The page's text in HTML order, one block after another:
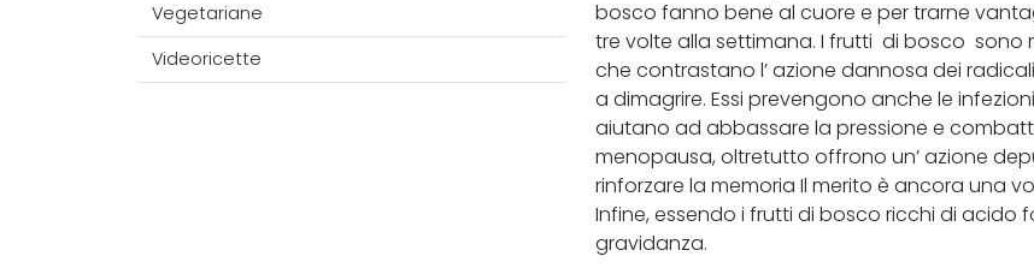
Vegetariane
Videoricette
bosco fanno bene al cuore e per trarne
tre volte alla settimana. I frutti di bosco sono
che contrastano l’ azione dannosa dei
a dimagrire. Essi prevengono anche le
aiutano ad abbassare la pressione e
menopausa, oltretutto offrono un’ azione
rinforzare la memoria Il merito è ancora una
Infine, essendo i frutti di bosco ricchi di
gravidanza.